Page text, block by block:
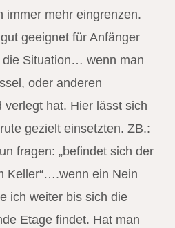
immer mehr eingrenzen.
geeignet für Anfänger
die Situation… wenn man
oder anderen
verlegt hat. Hier lässt sich
gezielt einsetzten. ZB.:
fragen: „befindet sich der
Keller“….wenn ein Nein
ich weiter bis sich die
Etage findet. Hat man